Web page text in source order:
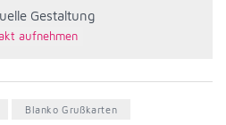
Gestaltung
Blanko Grußkarten